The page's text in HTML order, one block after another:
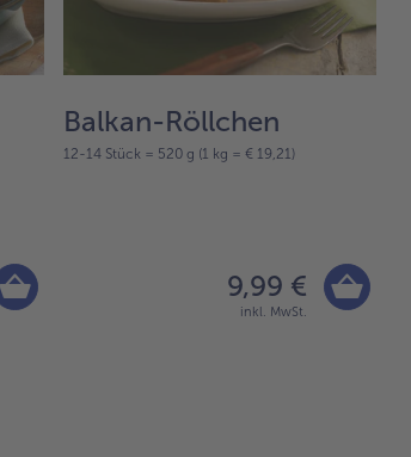
Balkan-Röllchen
12-14 Stück = 520 g (1 kg = € 19,21)
9,99 €
inkl. MwSt.